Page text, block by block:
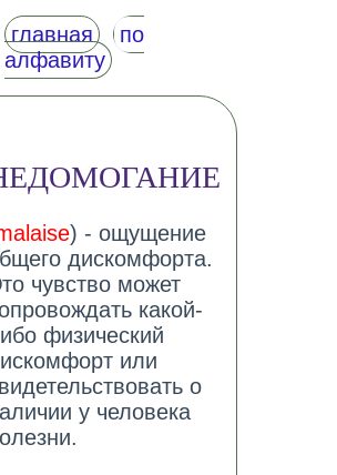
главная
по
алфавиту
) - ощущение
дискомфорта.
чувство может
какой-
физический
или
о
у человека